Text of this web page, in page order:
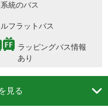
統のバス
フラットバス
ラッピングバス情報
あり
見る 